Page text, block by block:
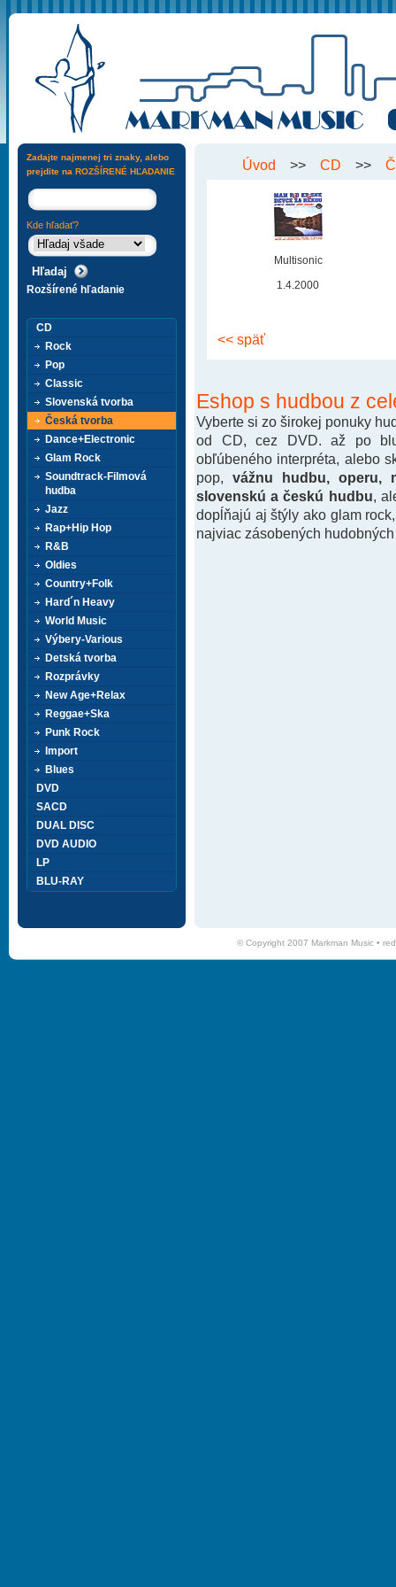
Úvod >> CD >>
Multisonic
1.4.2000
<< späť
Eshop s hudbou z
Vyberte si zo širokej ponuky
od CD, cez DVD. až po
obľúbeného interpréta, alebo
pop, vážnu hudbu, operu,
slovenskú a českú hudbu ,
dopĺňajú aj štýly ako glam
najviac zásobených
Zadajte najmenej tri znaky, alebo
prejdite na ROZŠÍRENÉ HĽADANIE
Kde hľadať?
Rozšírené hľadanie
CD
Rock
Pop
Classic
Slovenská tvorba
Česká tvorba
Dance+Electronic
Glam Rock
Soundtrack-Filmová
hudba
Jazz
Rap+Hip Hop
R&B
Oldies
Country+Folk
Hard´n Heavy
World Music
Výbery-Various
Detská tvorba
Rozprávky
New Age+Relax
Reggae+Ska
Punk Rock
Import
Blues
DVD
SACD
DUAL DISC
DVD AUDIO
LP
BLU-RAY
© Copyright 2007 Markman Music •